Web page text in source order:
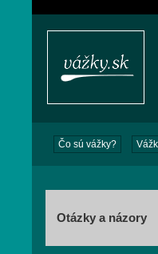
Čo sú vážky?
Otázky a názory